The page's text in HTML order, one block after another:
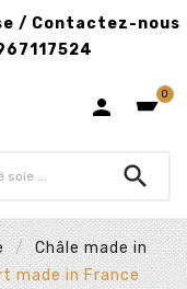
/ Contactez-nous
 0

Châle made in
made in France